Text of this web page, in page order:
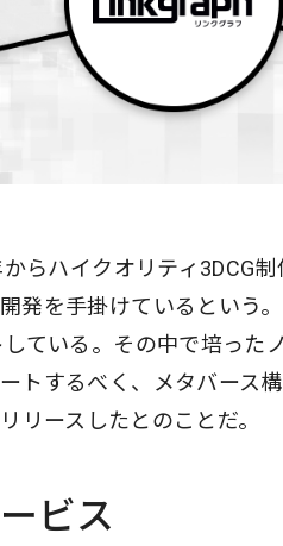
らハイクオリティ3DCG
発を手掛けているという
ている。その中で培った
トするべく、メタバース
リースしたとのことだ。
ビス